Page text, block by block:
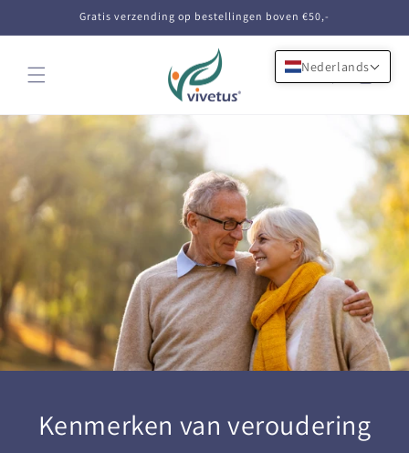
content
Gratis verzending op bestellingen boven €50,-
Winkelwagen
Kenmerken van veroudering
Nederlands